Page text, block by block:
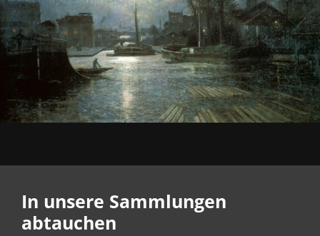
In unsere Sammlungen
abtauchen